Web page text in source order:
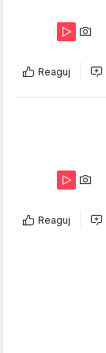
Reaguj
Reaguj